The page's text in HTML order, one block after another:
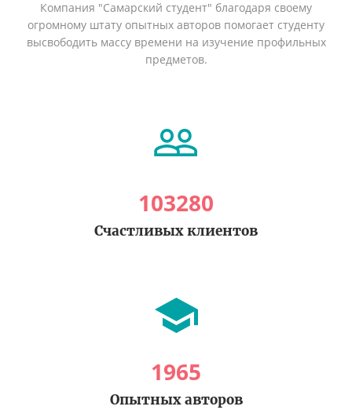
Компания "Самарский студент" благодаря своему
огромному штату опытных авторов помогает студенту
высвободить массу времени на изучение профильных
предметов.
103280
Счастливых клиентов
1965
Опытных авторов